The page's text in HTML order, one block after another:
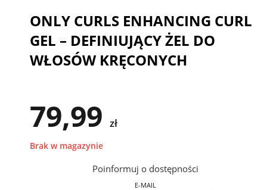
ONLY CURLS ENHANCING CURL
GEL – DEFINIUJĄCY ŻEL DO
WŁOSÓW KRĘCONYCH
79,99 zł
Brak w magazynie
Poinformuj o dostępności
E-MAIL